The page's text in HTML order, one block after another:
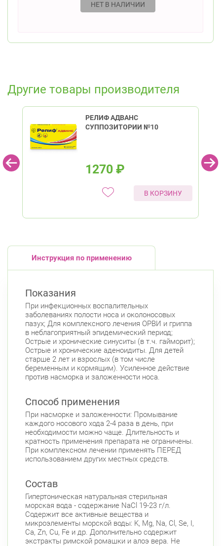
НЕТ В НАЛИЧИИ
Другие товары производителя
РЕЛИФ АДВАНС
СУППОЗИТОРИИ №10
1270 ₽
В КОРЗИНУ
Инструкция по применению
Показания
При инфекционных воспалительных
заболеваниях полости носа и околоносовых
пазух; Для комплексного лечения ОРВИ и гриппа
в неблагоприятный эпидемический период;
Острые и хронические синуситы (в т.ч. гайморит);
Острые и хронические аденоидиты. Для детей
старше 2 лет и взрослых (в том числе
беременным и кормящим). Усиленное действие
против насморка и заложенности носа.
Способ применения
При насморке и заложенности: Промывание
каждого носового хода 2-4 раза в день, при
необходимости можно чаще. Длительность и
кратность применения препарата не ограничены.
При комплексном лечении применять ПЕРЕД
использованием других местных средств.
Состав
Гипертоническая натуральная стерильная
морская вода - содержание NaCl 19-23 г/л.
Содержит все активные вещества и
микроэлементы морской воды: K, Mg, Na, Cl, Se, I,
Ca, Zn, Cu, Fe и др. Дополнительно содержит
экстракты римской ромашки и алоэ вера. Не